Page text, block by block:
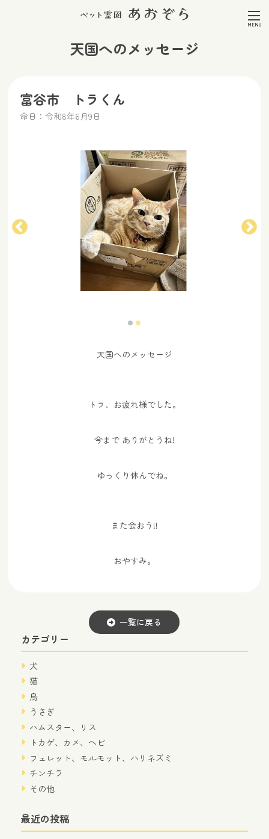
天国へのメッセージ
富谷市 トラくん
命日：令和8年6月9日
天国へのメッセージ
トラ、お疲れ様でした。
今まで ありがとうね!
ゆっくり休んでね。
また会おう!!
おやすみ。
一覧に戻る
カテゴリー
犬
猫
鳥
うさぎ
ハムスター、リス
トカゲ、カメ、ヘビ
フェレット、モルモット、ハリネズミ
チンチラ
その他
最近の投稿